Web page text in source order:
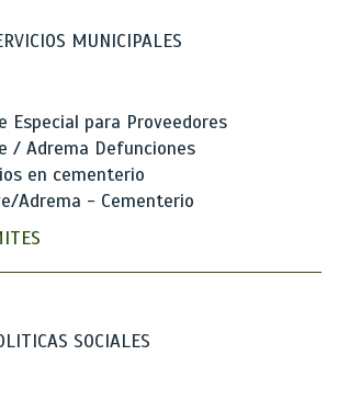
MUNICIPALES
Especial para Proveedores
/ Adrema Defunciones
en cementerio
Adrema - Cementerio
SOCIALES